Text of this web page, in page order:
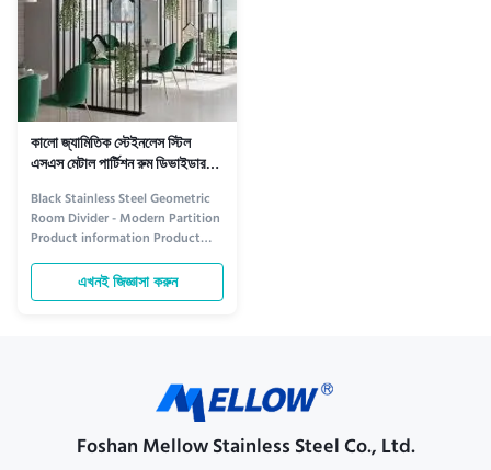
কালো জ্যামিতিক স্টেইনলেস স্টিল
এসএস মেটাল পার্টিশন রুম ডিভাইডার
ওএম
Black Stainless Steel Geometric
Room Divider - Modern Partition
Product information Product
Overview The Black Stainless
Steel Geometric Room Divider is
a sleek and modern partition
এখনই জিজ্ঞাসা করুন
Foshan Mellow Stainless Steel Co., Ltd.